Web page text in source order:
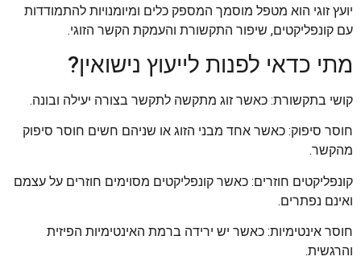
יועץ זוגי הוא מטפל מוסמך המספק כלים ומיומנויות להתמודדות
עם קונפליקטים, שיפור התקשורת והעמקת הקשר הזוגי.
מתי כדאי לפנות לייעוץ נישואין?
קושי בתקשורת: כאשר זוג מתקשה לתקשר בצורה יעילה ובונה.
חוסר סיפוק: כאשר אחד מבני הזוג או שניהם חשים חוסר סיפוק
מהקשר.
קונפליקטים חוזרים: כאשר קונפליקטים מסוימים חוזרים על עצמם
ואינם נפתרים.
חוסר אינטימיות: כאשר יש ירידה ברמת האינטימיות הפיזית
והרגשית.